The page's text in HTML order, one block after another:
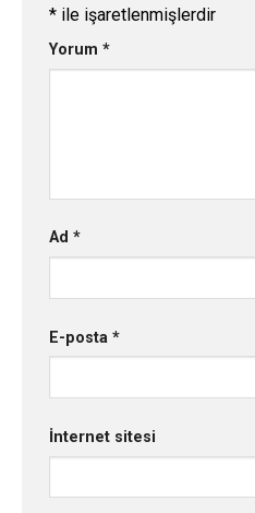
* ile işaretlenmişlerdir
Yorum *
Ad *
E-posta *
İnternet sitesi